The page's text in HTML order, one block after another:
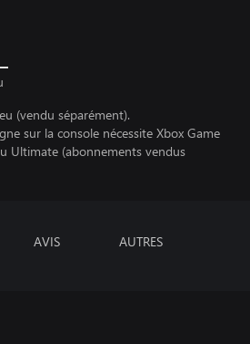
(vendu séparément).
sur la console nécessite Xbox Game
Ultimate (abonnements vendus
AVIS AUTRES